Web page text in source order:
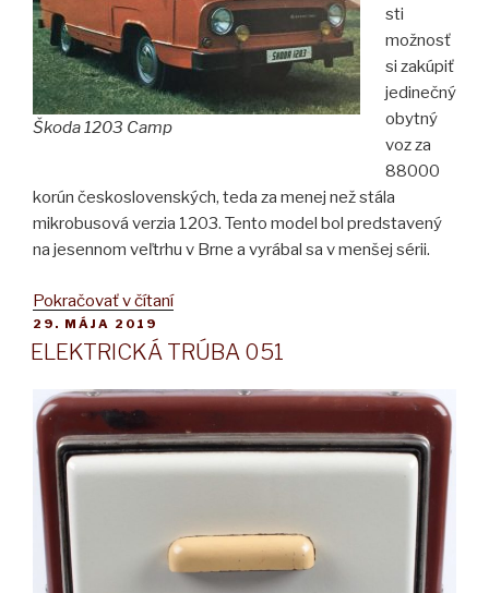
Škoda 1203 Camp
sti
možnosť
si zakúpiť
jedinečný
obytný
voz za
88000
korún československých, teda za menej než stála
mikrobusová verzia 1203. Tento model bol predstavený
na jesennom veľtrhu v Brne a vyrábal sa v menšej sérii.
Pokračovať v čítaní„1203
PUBLIKOVANÉ
29. MÁJA 2019
ELEKTRICKÁ TRÚBA 051